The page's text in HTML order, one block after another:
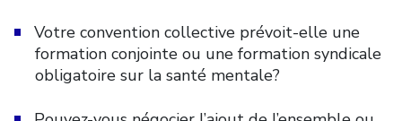
Votre convention collective prévoit-elle une
formation conjointe ou une formation syndicale
obligatoire sur la santé mentale?